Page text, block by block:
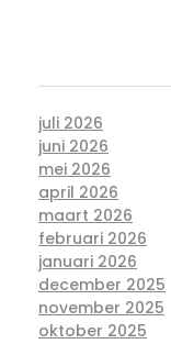
juli 2026
juni 2026
mei 2026
april 2026
maart 2026
februari 2026
januari 2026
december 2025
november 2025
oktober 2025